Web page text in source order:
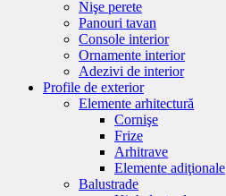
Nişe perete
Panouri tavan
Console interior
Ornamente interior
Adezivi de interior
Profile de exterior
Elemente arhitectură
Cornişe
Frize
Arhitrave
Elemente adiţionale
Balustrade